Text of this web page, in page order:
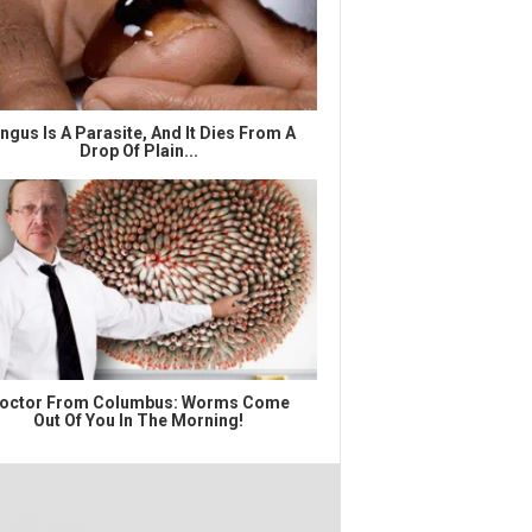
Is A Parasite, And It Dies From A
Drop Of Plain...
From Columbus: Worms Come
Out Of You In The Morning!